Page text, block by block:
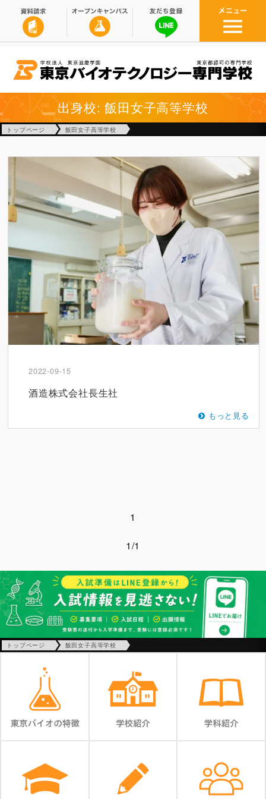
出身校: 飯田女子高等学校
トップページ 飯田女子高等学校
2022-09-15
酒造株式会社長生社
もっと見る
1
1/1
トップページ 飯田女子高等学校